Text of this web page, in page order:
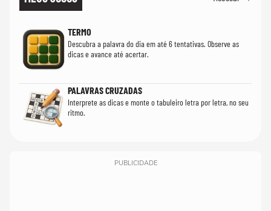
TERMO
Descubra a palavra do dia em até 6 tentativas. Observe as
dicas e avance até acertar.
PALAVRAS CRUZADAS
Interprete as dicas e monte o tabuleiro letra por letra, no seu
ritmo.
PUBLICIDADE